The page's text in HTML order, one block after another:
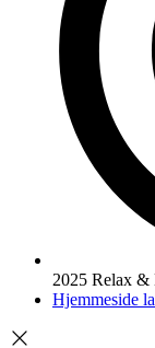
2025 Relax &
Hjemmeside